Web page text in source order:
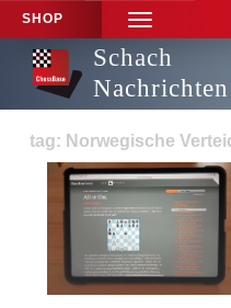
SHOP
TOGGLE
NAVIGATION
Schach
Nachrichten
tag: Norwegische